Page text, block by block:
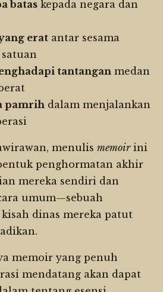
batas kepada negara dan
erat antar sesama
tantangan medan
pamrih dalam menjalankan
menulis memoirini
penghormatan akhir
mereka sendiri dan
umum—sebuah
dinas mereka patut
memoir yang penuh
mendatang akan dapat